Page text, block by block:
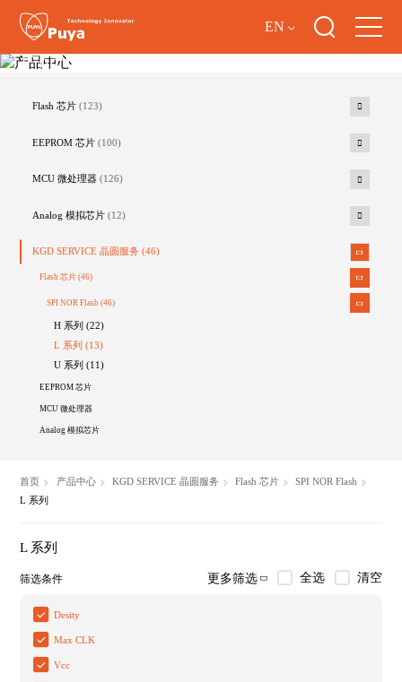
EN
产品中心
Flash 芯片 (123)
EEPROM 芯片 (100)
MCU 微处理器 (126)
Analog 模拟芯片 (12)
KGD SERVICE 晶圆服务 (46)
Flash 芯片(46)
SPI NOR Flash(46)
H 系列 (22)
L 系列 (13)
U 系列 (11)
EEPROM 芯片
MCU 微处理器
Analog 模拟芯片
首页 产品中心 KGD SERVICE 晶圆服务 Flash 芯片
SPI NOR Flash
L 系列
L 系列
筛选条件 更多筛选 全选 清空
Desity
Max CLK
Vcc